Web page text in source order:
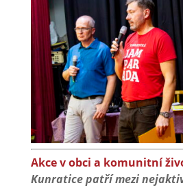
Akce v obci a komunitní
Kunratice patří mezi